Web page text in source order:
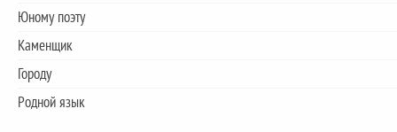
Юному поэту
Каменщик
Городу
Родной язык